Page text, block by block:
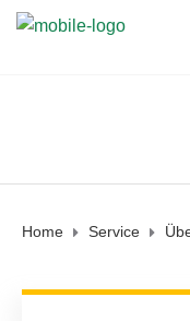
Home Service